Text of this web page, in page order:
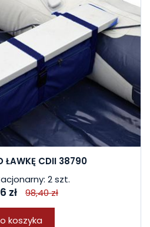
ŁAWKĘ CDII 38790
2 szt.
zł 98,40 zł
koszyka